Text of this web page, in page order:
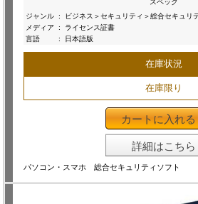
スペック
ジャンル :
ビジネス＞セキュリティ＞総合セキュリ
メディア
:
ライセンス証書
言語
: 日本語版
在庫状況
在庫限り
カートに入れる
詳細はこちら
パソコン・スマホ 総合セキュリティソフト